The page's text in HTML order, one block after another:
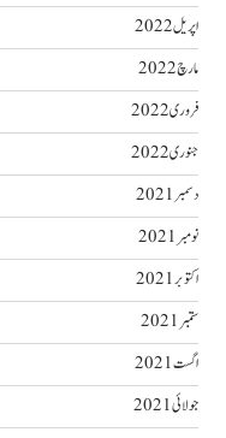
اپریل 2022
مارچ 2022
فروری 2022
جنوری 2022
دسمبر 2021
نومبر 2021
اکتوبر 2021
ستمبر 2021
اگست 2021
جولائی 2021